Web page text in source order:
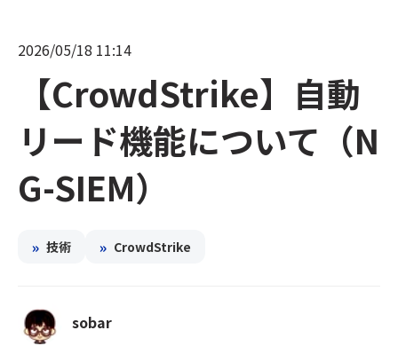
2026/05/18 11:14
【CrowdStrike】自動
リード機能について（N
G-SIEM）
» 技術 » CrowdStrike
sobar